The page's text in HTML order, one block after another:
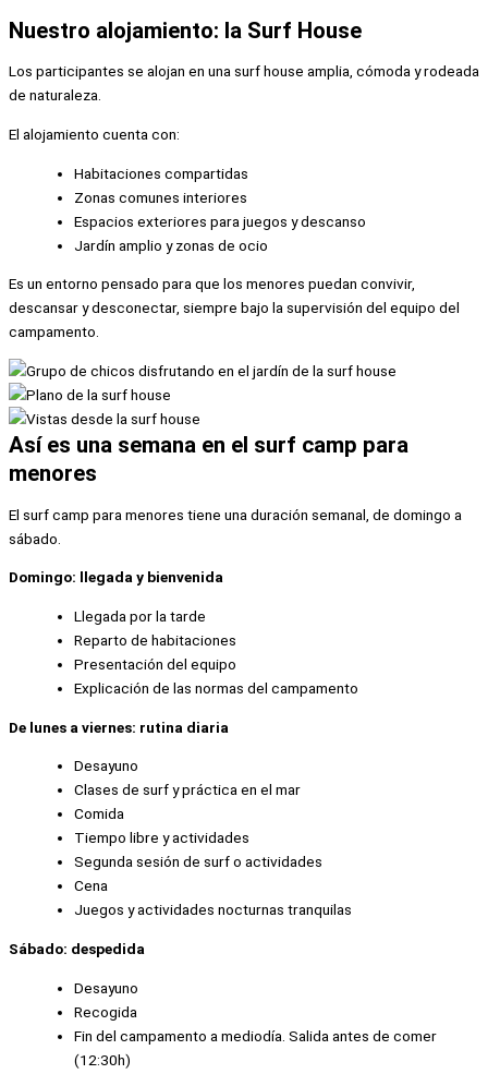
Nuestro alojamiento: la Surf House
Los participantes se alojan en una surf house amplia, cómoda y rodeada
de naturaleza.
El alojamiento cuenta con:
Habitaciones compartidas
Zonas comunes interiores
Espacios exteriores para juegos y descanso
Jardín amplio y zonas de ocio
Es un entorno pensado para que los menores puedan convivir,
descansar y desconectar, siempre bajo la supervisión del equipo del
campamento.
Así es una semana en el surf camp para
menores
El surf camp para menores tiene una duración semanal, de domingo a
sábado.
Domingo: llegada y bienvenida
Llegada por la tarde
Reparto de habitaciones
Presentación del equipo
Explicación de las normas del campamento
De lunes a viernes: rutina diaria
Desayuno
Clases de surf y práctica en el mar
Comida
Tiempo libre y actividades
Segunda sesión de surf o actividades
Cena
Juegos y actividades nocturnas tranquilas
Sábado: despedida
Desayuno
Recogida
Fin del campamento a mediodía. Salida antes de comer
(12:30h)